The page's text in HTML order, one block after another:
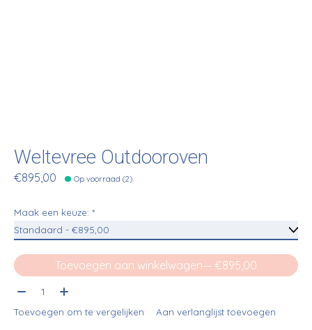
Weltevree Outdooroven
€895,00 Op voorraad (2)
Maak een keuze: *
Toevoegen aan winkelwagen
— €895,00
Aantal:
Toevoegen om te vergelijken Aan verlanglijst toevoegen